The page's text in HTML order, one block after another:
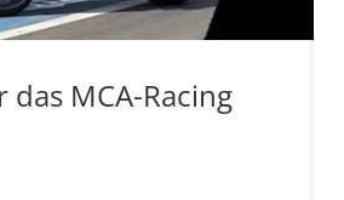
das MCA-Racing